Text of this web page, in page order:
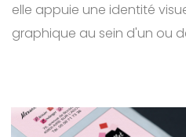
elle appuie une identité
graphique au sein d'un ou